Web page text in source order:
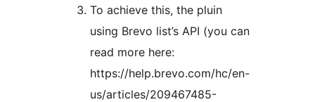
To achieve this, the pluin
using Brevo list’s API (you can
read more here:
https://help.brevo.com/hc/en-
us/articles/209467485-